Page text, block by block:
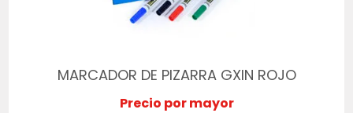
MARCADOR DE PIZARRA GXIN ROJO
Precio por mayor